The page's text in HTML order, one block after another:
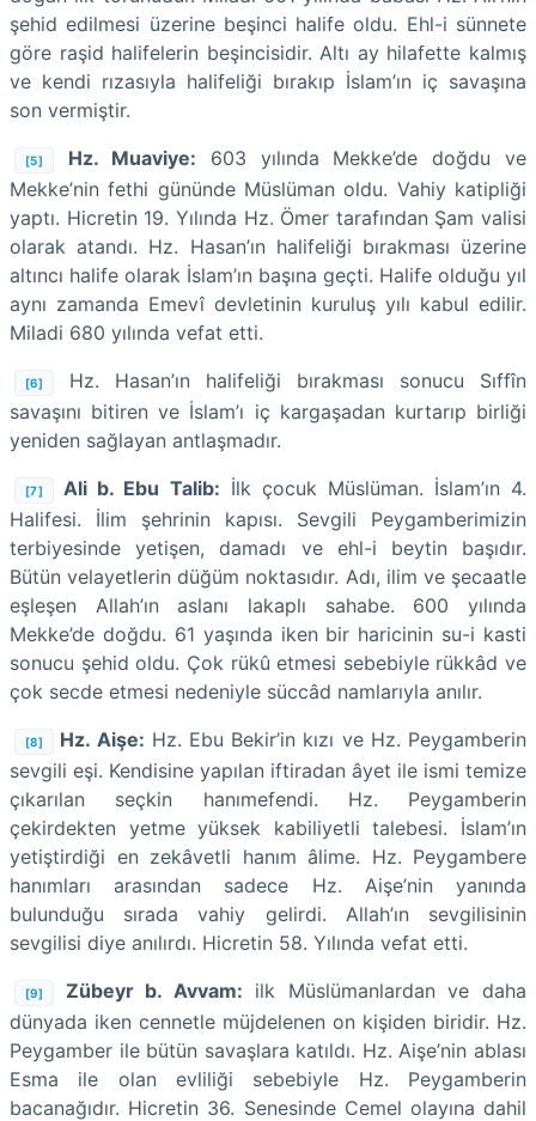
şehid edilmesi üzerine beşinci halife oldu. Ehl-i sünnete
göre raşid halifelerin beşincisidir. Altı ay hilafette kalmış
ve kendi rızasıyla halifeliği bırakıp İslam’ın iç savaşına
son vermiştir.
[5] Hz. Muaviye: 603 yılında Mekke’de doğdu ve
Mekke’nin fethi gününde Müslüman oldu. Vahiy katipliği
yaptı. Hicretin 19. Yılında Hz. Ömer tarafından Şam valisi
olarak atandı. Hz. Hasan’ın halifeliği bırakması üzerine
altıncı halife olarak İslam’ın başına geçti. Halife olduğu yıl
aynı zamanda Emevî devletinin kuruluş yılı kabul edilir.
Miladi 680 yılında vefat etti.
[6]
Hz. Hasan’ın halifeliği bırakması sonucu Sıffîn
savaşını bitiren ve İslam’ı iç kargaşadan kurtarıp birliği
yeniden sağlayan antlaşmadır.
[7] Ali b. Ebu Talib: İlk çocuk Müslüman. İslam’ın 4.
Halifesi. İlim şehrinin kapısı. Sevgili Peygamberimizin
terbiyesinde yetişen, damadı ve ehl-i beytin başıdır.
Bütün velayetlerin düğüm noktasıdır. Adı, ilim ve şecaatle
eşleşen Allah’ın aslanı lakaplı sahabe. 600 yılında
Mekke’de doğdu. 61 yaşında iken bir haricinin su-i kasti
sonucu şehid oldu. Çok rükû etmesi sebebiyle rükkâd ve
çok secde etmesi nedeniyle süccâd namlarıyla anılır.
[8] Hz. Aişe: Hz. Ebu Bekir’in kızı ve Hz. Peygamberin
sevgili eşi. Kendisine yapılan iftiradan âyet ile ismi temize
çıkarılan seçkin hanımefendi. Hz. Peygamberin
çekirdekten yetme yüksek kabiliyetli talebesi. İslam’ın
yetiştirdiği en zekâvetli hanım âlime. Hz. Peygambere
hanımları arasından sadece Hz. Aişe’nin yanında
bulunduğu sırada vahiy gelirdi. Allah’ın sevgilisinin
sevgilisi diye anılırdı. Hicretin 58. Yılında vefat etti.
[9] Zübeyr b. Avvam: ilk Müslümanlardan ve daha
dünyada iken cennetle müjdelenen on kişiden biridir. Hz.
Peygamber ile bütün savaşlara katıldı. Hz. Aişe’nin ablası
Esma ile olan evliliği sebebiyle Hz. Peygamberin
bacanağıdır. Hicretin 36. Senesinde Cemel olayına dahil